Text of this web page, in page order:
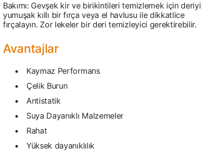
Bakımı: Gevşek kir ve birikintileri temizlemek için deriyi
yumuşak kıllı bir fırça veya el havlusu ile dikkatlice
fırçalayın. Zor lekeler bir deri temizleyici gerektirebilir.
Avantajlar
Kaymaz Performans
Çelik Burun
Antistatik
Suya Dayanıklı Malzemeler
Rahat
Yüksek dayanıklılık